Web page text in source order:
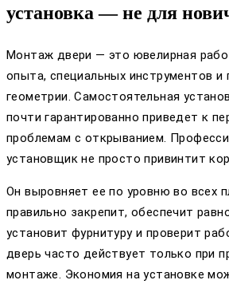
установка — не для
Монтаж двери — это ювелирная
опыта, специальных инструментов и
геометрии. Самостоятельная
почти гарантированно приведет к
проблемам с открыванием.
установщик не просто привинтит
Он выровняет ее по уровню во всех
правильно закрепит, обеспечит
установит фурнитуру и проверит
дверь часто действует только при
монтаже. Экономия на установке